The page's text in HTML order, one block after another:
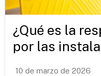
¿Qué es la
por las
10 de marzo de 2026